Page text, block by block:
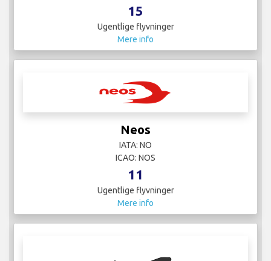
15
Ugentlige flyvninger
Mere info
Neos
IATA: NO
ICAO: NOS
11
Ugentlige flyvninger
Mere info